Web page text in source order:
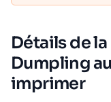
Détails de
Dumpling
imprimer